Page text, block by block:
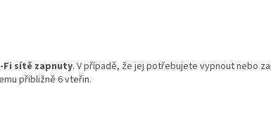
sítě zapnuty. V případě, že jej potřebujete vypnout nebo
přibližně 6 vteřin.